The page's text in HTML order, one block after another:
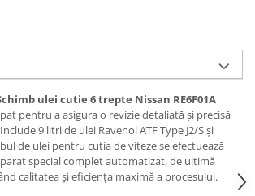
ulei cutie 6 trepte Nissan RE6F01A
pentru a asigura o revizie detaliată și precisă
9 litri de ulei Ravenol ATF Type J2/S și
de ulei pentru cutia de viteze se efectuează
special complet automatizat, de ultimă
calitatea și eficiența maximă a procesului.